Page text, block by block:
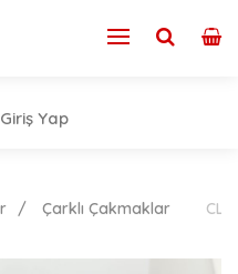
Giriş Yap
Çarklı Çakmaklar